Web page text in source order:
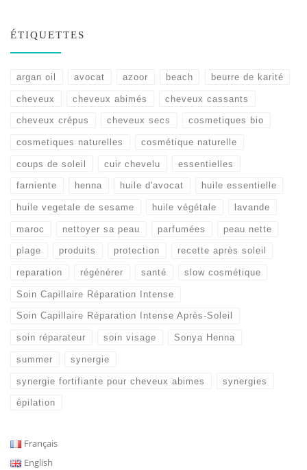
ÉTIQUETTES
argan oil avocat azoor beach beurre de karité
cheveux cheveux abimés cheveux cassants
cheveux crépus cheveux secs cosmetiques bio
cosmetiques naturelles cosmétique naturelle
coups de soleil cuir chevelu essentielles
farniente henna huile d'avocat huile essentielle
huile vegetale de sesame huile végétale lavande
maroc nettoyer sa peau parfumées peau nette
plage produits protection recette après soleil
reparation régénérer santé slow cosmétique
Soin Capillaire Réparation Intense
Soin Capillaire Réparation Intense Après-Soleil
soin réparateur soin visage Sonya Henna
summer synergie
synergie fortifiante pour cheveux abimes synergies
épilation
Français
English